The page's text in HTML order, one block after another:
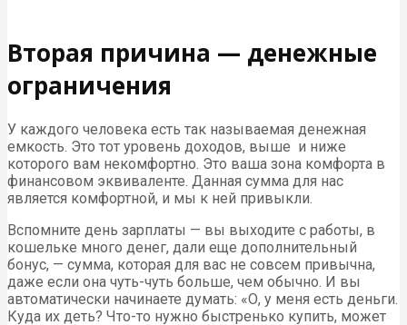
Вторая причина — денежные
ограничения
У каждого человека есть так называемая денежная
емкость. Это тот уровень доходов, выше и ниже
которого вам некомфортно. Это ваша зона комфорта в
финансовом эквиваленте. Данная сумма для нас
является комфортной, и мы к ней привыкли.
Вспомните день зарплаты — вы выходите с работы, в
кошельке много денег, дали еще дополнительный
бонус, — сумма, которая для вас не совсем привычна,
даже если она чуть-чуть больше, чем обычно. И вы
автоматически начинаете думать: «О, у меня есть деньги.
Куда их деть? Что-то нужно быстренько купить, может